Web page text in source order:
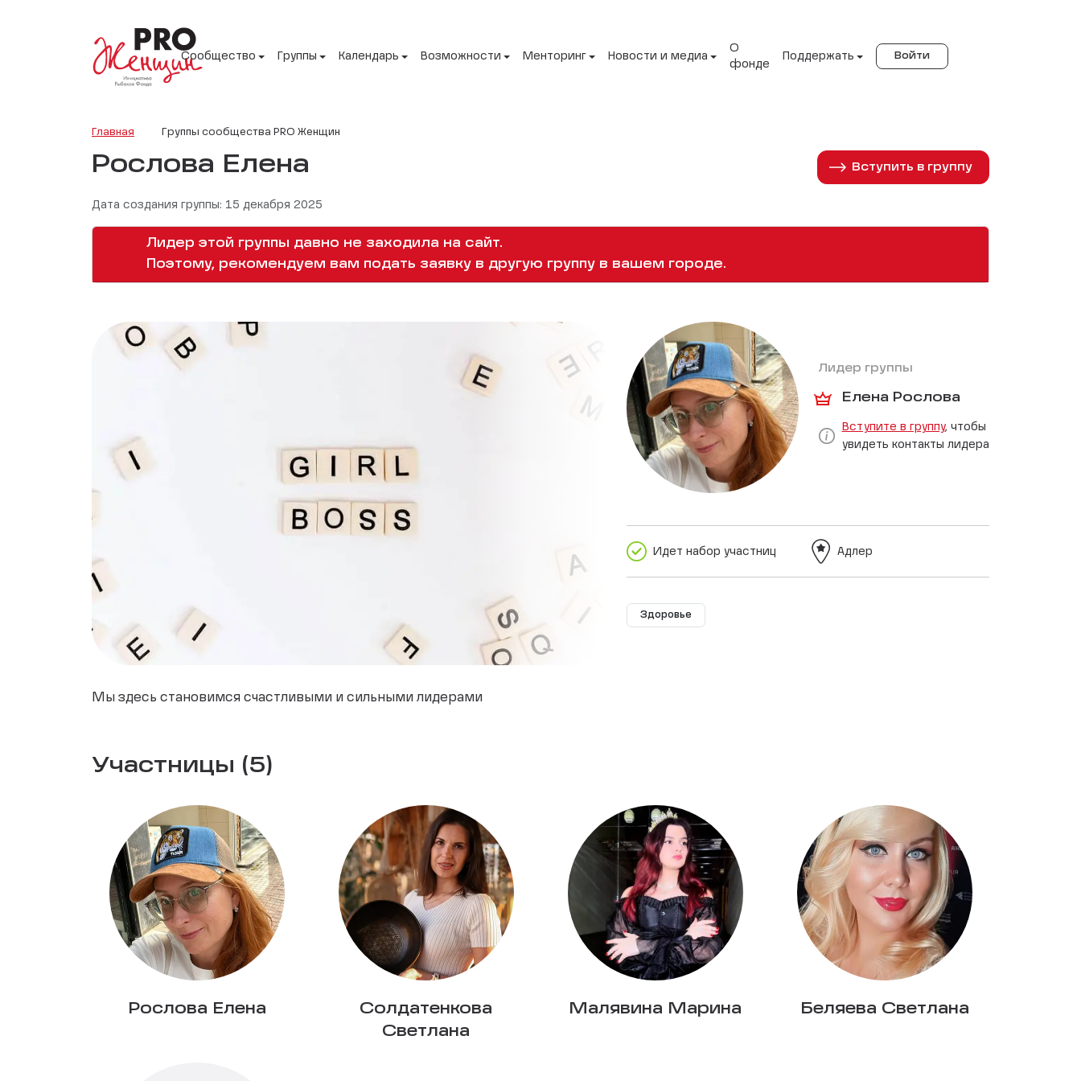
Сообщество Группы Календарь Возможности Менторинг Новости и медиа
О
фонде
Поддержать Войти
Главная Группы сообщества PRO Женщин
Рослова Елена Вступить в группу
Дата создания группы: 15 декабря 2025
Лидер этой группы давно не заходила на сайт.
Поэтому, рекомендуем вам подать заявку в другую группу в вашем городе.
Лидер группы
Елена Рослова
Вступите в группу, чтобы
увидеть контакты лидера
Идет набор участниц Адлер
Здоровье
Мы здесь становимся счастливыми и сильными лидерами
Участницы (5)
Рослова Елена
Солдатенкова
Светлана
Малявина Марина Беляева Светлана